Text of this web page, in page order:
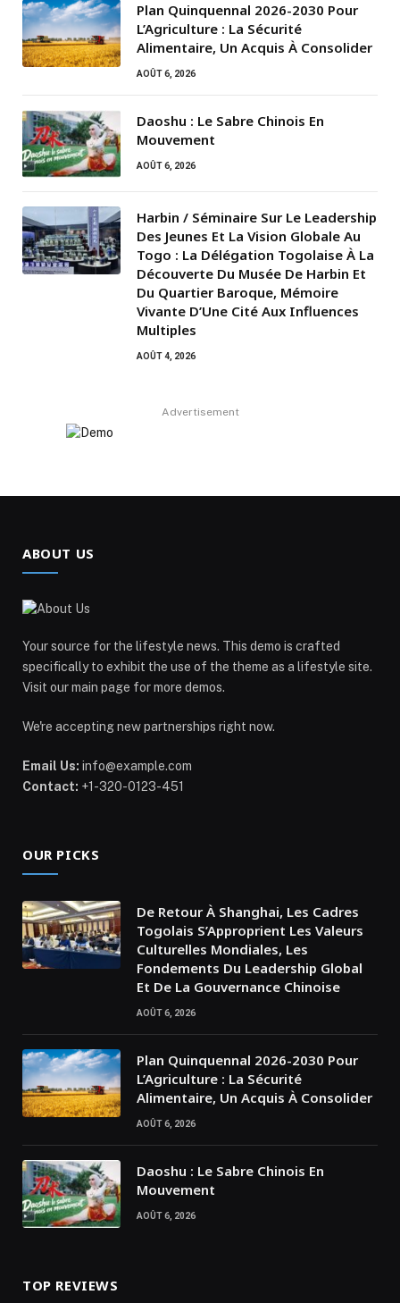
Plan Quinquennal 2026-2030 Pour
L’Agriculture : La Sécurité
Alimentaire, Un Acquis À Consolider
AOÛT 6, 2026
Daoshu : Le Sabre Chinois En
Mouvement
AOÛT 6, 2026
Harbin / Séminaire Sur Le Leadership
Des Jeunes Et La Vision Globale Au
Togo : La Délégation Togolaise À La
Découverte Du Musée De Harbin Et
Du Quartier Baroque, Mémoire
Vivante D’Une Cité Aux Influences
Multiples
AOÛT 4, 2026
Advertisement
ABOUT US
Your source for the lifestyle news. This demo is crafted
specifically to exhibit the use of the theme as a lifestyle site.
Visit our main page for more demos.
We're accepting new partnerships right now.
Email Us: info@example.com
Contact: +1-320-0123-451
OUR PICKS
De Retour À Shanghai, Les Cadres
Togolais S’Approprient Les Valeurs
Culturelles Mondiales, Les
Fondements Du Leadership Global
Et De La Gouvernance Chinoise
AOÛT 6, 2026
Plan Quinquennal 2026-2030 Pour
L’Agriculture : La Sécurité
Alimentaire, Un Acquis À Consolider
AOÛT 6, 2026
Daoshu : Le Sabre Chinois En
Mouvement
AOÛT 6, 2026
TOP REVIEWS